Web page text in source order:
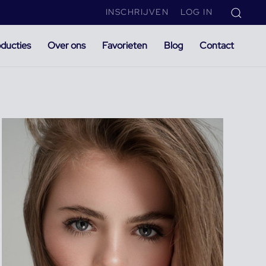
INSCHRIJVEN LOG IN
Over ons Favorieten Blog Contact